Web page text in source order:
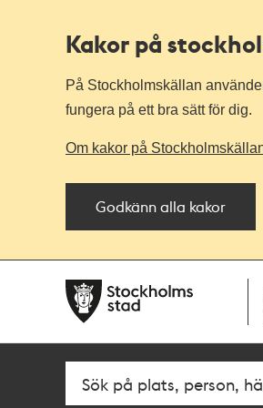
Kakor på
På Stockholmskällan
fungera på ett bra sätt för dig.
Om kakor på
Godkänn alla kakor
navigationen
huvudinnehållet
Fritextsök